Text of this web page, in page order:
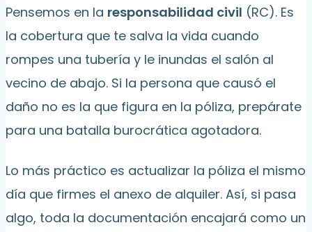
Pensemos en la responsabilidad civil (RC). Es
la cobertura que te salva la vida cuando
rompes una tubería y le inundas el salón al
vecino de abajo. Si la persona que causó el
daño no es la que figura en la póliza, prepárate
para una batalla burocrática agotadora.
Lo más práctico es actualizar la póliza el mismo
día que firmes el anexo de alquiler. Así, si pasa
algo, toda la documentación encajará como un